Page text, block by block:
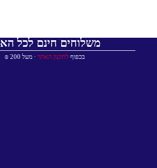
משלוחים חינם לכל
בכפוף לתקנון האתר ∙ מעל 200 ₪